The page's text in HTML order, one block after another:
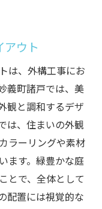
アウト
は、外構工事にお
義町諸戸では、美
観と調和するデザ
は、住まいの外観
ラーリングや素材
ます。緑豊かな庭
とで、全体として
配置には視覚的な